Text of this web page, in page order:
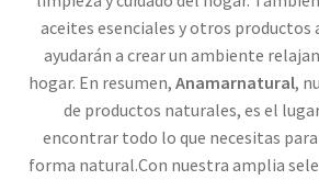
aceites esenciales y otros productos
ayudarán a crear un ambiente
hogar. En resumen, Anamarnatural,
de productos naturales, es el
encontrar todo lo que necesitas
forma natural.Con nuestra amplia